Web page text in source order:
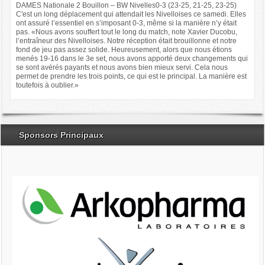
DAMES Nationale 2 Bouillon – BW Nivelles0-3 (23-25, 21-25, 23-25)
C'est un long déplacement qui attendait les Nivelloises ce samedi. Elles
ont assuré l’essentiel en s’imposant 0-3, même si la manière n’y était
pas. «Nous avons souffert tout le long du match, note Xavier Ducobu,
l’entraîneur des Nivelloises. Notre réception était brouillonne et notre
fond de jeu pas assez solide. Heureusement, alors que nous étions
menés 19-16 dans le 3e set, nous avons apporté deux changements qui
se sont avérés payants et nous avons bien mieux servi. Cela nous
permet de prendre les trois points, ce qui est le principal. La manière est
toutefois à oublier.»
Sponsors Principaux